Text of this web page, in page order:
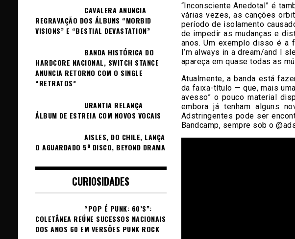
“Inconsciente Anedotal” é
várias vezes, as canções
período de isolamento
de impedir as mudanças e
anos. Um exemplo disso é a
I’m always in a dream/and I
apareça em quase todas as
Atualmente, a banda está
da faixa-título — que, mais
avesso” o pouco material
embora já tenham alguns
Adstringentes pode ser
Bandcamp, sempre sob o
CAVALERA ANUNCIA
REGRAVAÇÃO DOS ÁLBUNS “MORBID
VISIONS” E “BESTIAL DEVASTATION”
BANDA HISTÓRICA DO
HARDCORE NACIONAL, SWITCH STANCE
ANUNCIA RETORNO COM O SINGLE
“RETRATOS”
URANTIA RELANÇA
ÁLBUM DE ESTREIA COM NOVOS VOCAIS
AISLES, DO CHILE, LANÇA
O AGUARDADO 5º DISCO, BEYOND DRAMA
CURIOSIDADES
“POP É PUNK: 60’S”:
COLETÂNEA REÚNE SUCESSOS NACIONAIS
DOS ANOS 60 EM VERSÕES PUNK ROCK